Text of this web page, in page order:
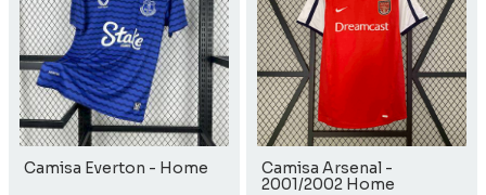
Camisa Everton - Home
Camisa Arsenal -
2001/2002 Home